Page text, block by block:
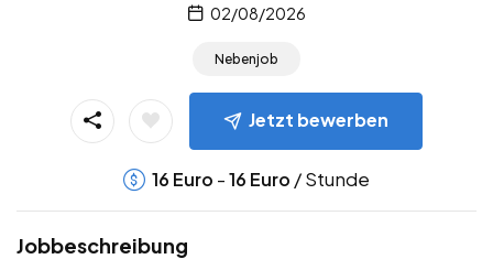
02/08/2026
Nebenjob
Jetzt bewerben
16 Euro -16 Euro / Stunde
Jobbeschreibung